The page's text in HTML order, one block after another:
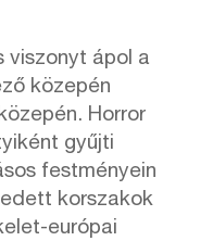
viszonyt ápol a
közepén
Horror
gyűjti
festményein
korszakok
európai